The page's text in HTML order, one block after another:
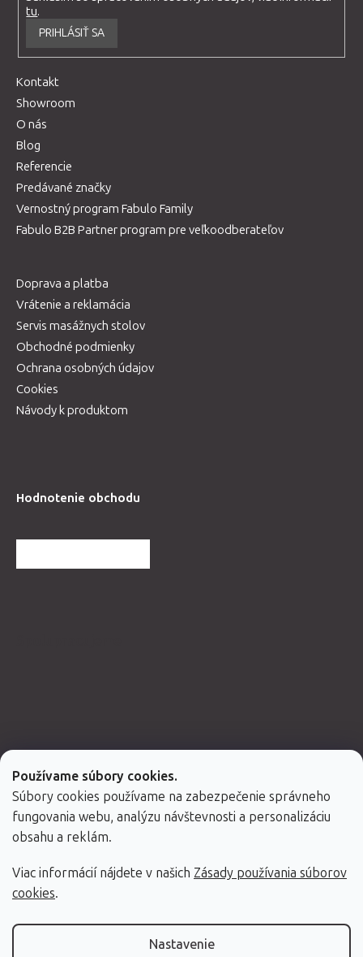
Používame súbory cookies.
Súbory cookies používame na zabezpečenie správneho
fungovania webu, analýzu návštevnosti a personalizáciu
obsahu a reklám.
Viac informácií nájdete v našich Zásady používania súborov
cookies.
Nastavenie
tu.
PRIHLÁSIŤ SA
Kontakt
Showroom
O nás
Blog
Referencie
Predávané značky
Vernostný program Fabulo Family
Fabulo B2B Partner program pre veľkoodberateľov
Doprava a platba
Vrátenie a reklamácia
Servis masážnych stolov
Obchodné podmienky
Ochrana osobných údajov
Cookies
Návody k produktom
Hodnotenie obchodu
Vytvoril Shoptet Premium